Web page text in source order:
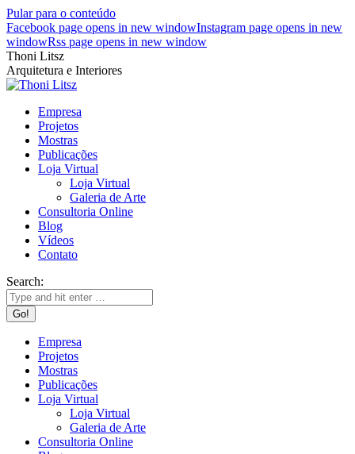
Pular para o conteúdo
Facebook page opens in new windowInstagram page opens in new
windowRss page opens in new window
Thoni Litsz
Arquitetura e Interiores
Empresa
Projetos
Mostras
Publicações
Loja Virtual
Loja Virtual
Galeria de Arte
Consultoria Online
Blog
Vídeos
Contato
Search:
Empresa
Projetos
Mostras
Publicações
Loja Virtual
Loja Virtual
Galeria de Arte
Consultoria Online